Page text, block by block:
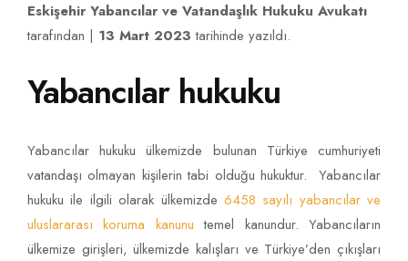
Eskişehir Yabancılar ve Vatandaşlık Hukuku Avukatı
tarafından | 13 Mart 2023 tarihinde yazıldı.
Yabancılar hukuku
Yabancılar hukuku ülkemizde bulunan Türkiye cumhuriyeti
vatandaşı olmayan kişilerin tabi olduğu hukuktur. Yabancılar
hukuku ile ilgili olarak ülkemizde 6458 sayılı yabancılar ve
uluslararası koruma kanunu temel kanundur. Yabancıların
ülkemize girişleri, ülkemizde kalışları ve Türkiye’den çıkışları